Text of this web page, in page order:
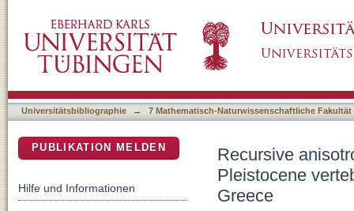
of Tsiotra Vryssi, Mygdonia Basin, Greece
Universitätsbibliographie → 7 Mathematisch-Naturwissenschaftliche Fakultät
Recursive
Pleistocene
Greece
PUBLIKATION MELDEN
Hilfe und Informationen